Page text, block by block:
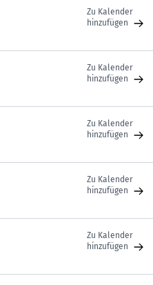
Zu Kalender
hinzufügen
Zu Kalender
hinzufügen
Zu Kalender
hinzufügen
Zu Kalender
hinzufügen
Zu Kalender
hinzufügen